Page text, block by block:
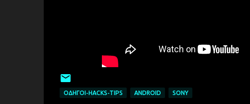
ΟΔΗΓΟΊ-HACKS-TIPS ANDROID SONY